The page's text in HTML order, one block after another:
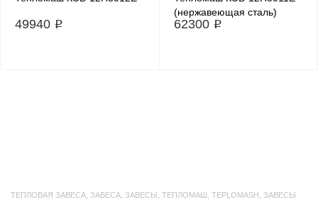
49940 ₽
(нержавеющая сталь)
62300 ₽
ТЕПЛОВАЯ ЗАВЕСА ЗАВЕСА ЗАВЕСЫ ТЕПЛОМАШ TEPLOMASH
ЗАВЕСЫ